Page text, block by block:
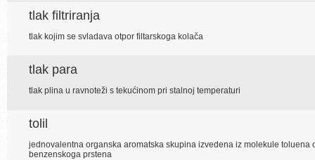
tlak filtriranja
tlak kojim se svladava otpor filtarskoga kolača
tlak para
tlak plina u ravnoteži s tekućinom pri stalnoj temperaturi
tolil
jednovalentna organska aromatska skupina izvedena iz molekule
benzenskoga prstena